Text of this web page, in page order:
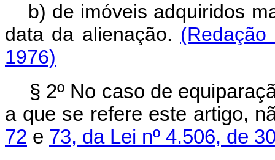
b) de imóveis adquiridos
data da alienação.
1976)
§ 2º No caso de
a que se refere este artigo,
72 e 73, da Lei nº 4.506, de